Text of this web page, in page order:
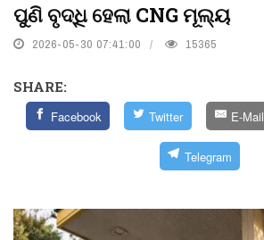
ପୁଣି ବୃଦ୍ଧି ହେଲା CNG ମୂଲ୍ୟ
2026-05-30 07:41:00 15365
SHARE:
Facebook Twitter E-Mail
Telegram